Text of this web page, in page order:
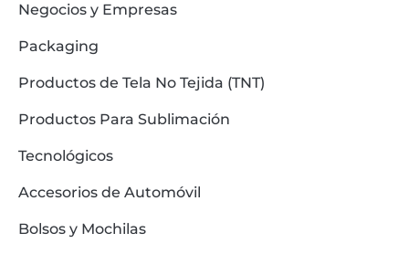
Negocios y Empresas
Packaging
Productos de Tela No Tejida (TNT)
Productos Para Sublimación
Tecnológicos
Accesorios de Automóvil
Bolsos y Mochilas